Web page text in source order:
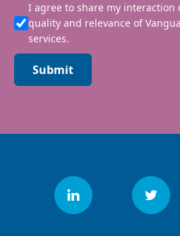
I agree to share my interaction
quality and relevance of
services.
Submit